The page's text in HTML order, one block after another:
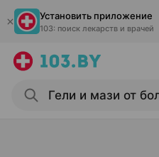
Установить приложение
103: поиск лекарств и врачей